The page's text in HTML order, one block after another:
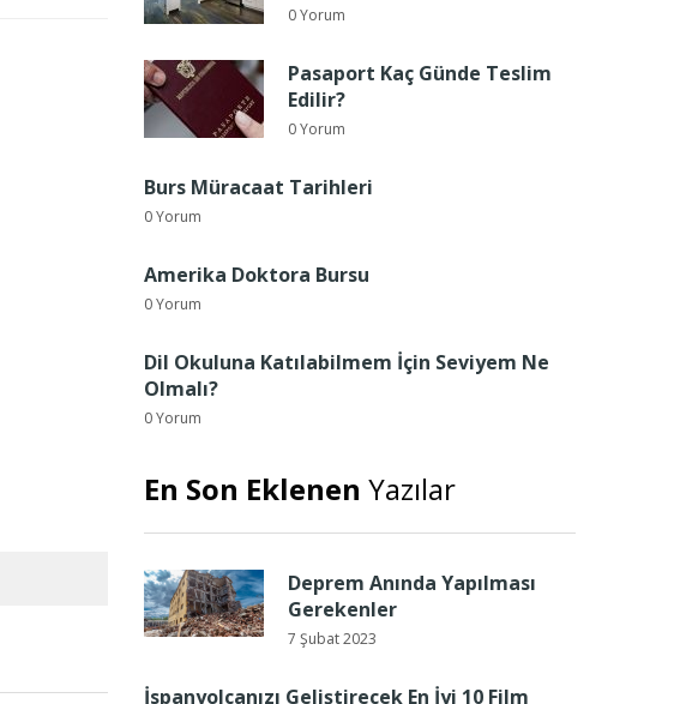
0 Yorum
Pasaport Kaç Günde Teslim
Edilir?
0 Yorum
Burs Müracaat Tarihleri
0 Yorum
Amerika Doktora Bursu
0 Yorum
Dil Okuluna Katılabilmem İçin Seviyem Ne
Olmalı?
0 Yorum
En Son Eklenen Yazılar
Deprem Anında Yapılması
Gerekenler
7 Şubat 2023
İspanyolcanızı Geliştirecek En İyi 10 Film